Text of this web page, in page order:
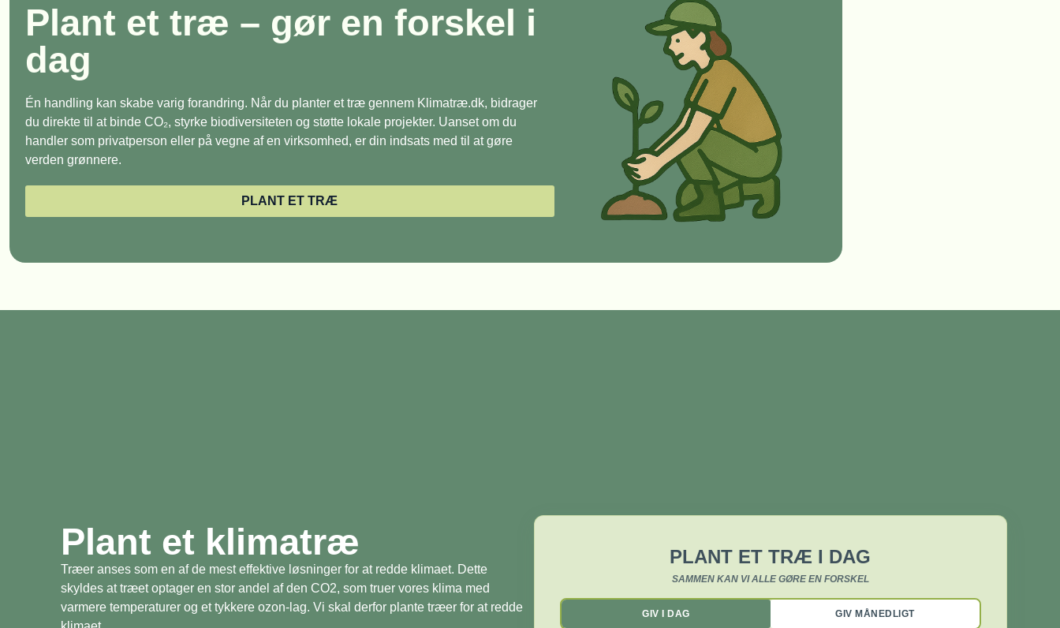
Plant et træ – gør en forskel i
dag
Én handling kan skabe varig forandring. Når du planter et træ gennem Klimatræ.dk, bidrager
du direkte til at binde CO₂, styrke biodiversiteten og støtte lokale projekter. Uanset om du
handler som privatperson eller på vegne af en virksomhed, er din indsats med til at gøre
verden grønnere.
PLANT ET TRÆ
Plant et klimatræ
Træer anses som en af de mest effektive løsninger for at redde klimaet. Dette
skyldes at træet optager en stor andel af den CO2, som truer vores klima med
varmere temperaturer og et tykkere ozon-lag. Vi skal derfor plante træer for at redde
PLANT ET TRÆ I DAG
SAMMEN KAN VI ALLE GØRE EN FORSKEL
GIV I DAG GIV MÅNEDLIGT